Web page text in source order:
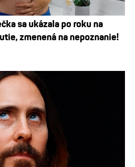
sa ukázala po roku na
zmenená na nepoznanie!